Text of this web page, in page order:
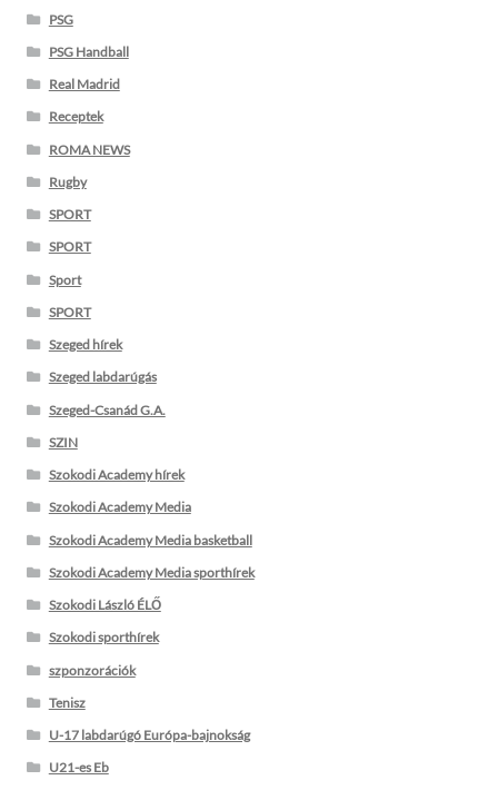
PSG
PSG Handball
Real Madrid
Receptek
ROMA NEWS
Rugby
SPORT
SPORT
Sport
SPORT
Szeged hírek
Szeged labdarúgás
Szeged-Csanád G.A.
SZIN
Szokodi Academy hírek
Szokodi Academy Media
Szokodi Academy Media basketball
Szokodi Academy Media sporthírek
Szokodi László ÉLŐ
Szokodi sporthírek
szponzorációk
Tenisz
U-17 labdarúgó Európa-bajnokság
U21-es Eb